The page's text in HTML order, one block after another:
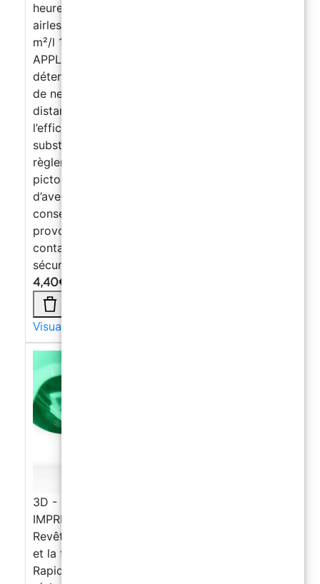
heures Outils : pinceau, rouleau ou pistolet
airless Rendement : 1:4 → 50 m²/l Pur → 10
m²/l 1:2 → 30 m²/l ENTRETIEN APRÈS
APPLICATION Nettoyage à l’eau tiède avec un
détergent à pH neutre. Éviter l’usage fréquent
de nettoyeur haute pression : maintenir une
distance minimale de 30 cm pour préserver
l’efficacité du traitement. Ne contient aucune
substance classée dangereuse selon le
règlement CE 1272/2008.
pictogramme de danger – Sans mention
d’avertissement.
conservateurs (isothiazolinones). Peut
provoquer une réaction allergique.
contact avec la peau et les yeux.
sécurité disponible sur demande.
4,40€
Visualizza di più →
3D - FINITION Revêtement rapide pour les
IMPRESSIONS 3D
Revêtement post-impression pour le ponçage
et la finition des impressions 3D Sans parfum;
Rapide; Résistant; Ponçable; Brillant; Haute